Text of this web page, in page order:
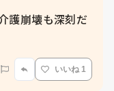
護崩壊も深刻だ
いいね 1